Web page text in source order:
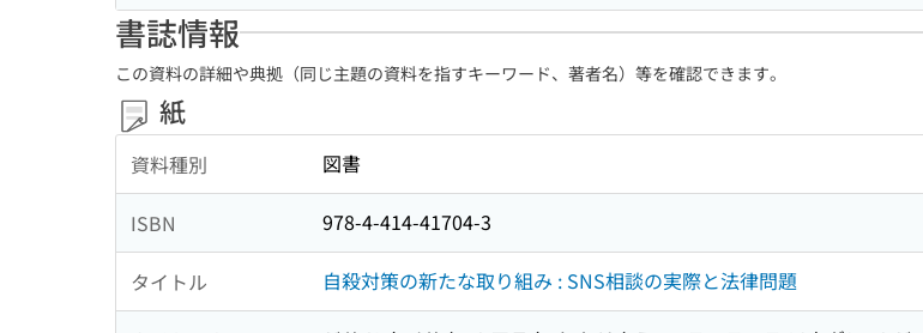
書誌情報
この資料の詳細や典拠（同じ主題の資料を指すキーワード、著者名）等を確認できます。
紙
資料種別 図書
ISBN 978-4-414-41704-3
タイトル 自殺対策の新たな取り組み : SNS相談の実際と法律問題